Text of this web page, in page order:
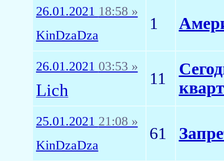
26.01.2021 18:58 »
KinDzaDza
1
26.01.2021 03:53 »
Lich
11
25.01.2021 21:08 »
KinDzaDza
61